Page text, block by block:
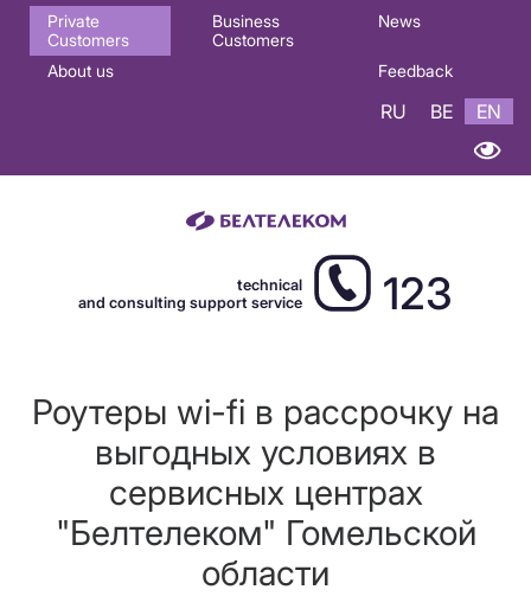
Основная
навигация
Private
Customers
Business
Customers
News
About us Feedback
RU BE EN
technical
and consulting support service
123
Роутеры wi-fi в рассрочку на
выгодных условиях в
сервисных центрах
"Белтелеком" Гомельской
области